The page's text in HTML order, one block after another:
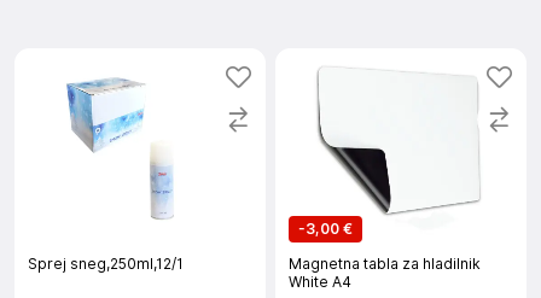
Sprej sneg,250ml,12/1
-3,00 €
Magnetna tabla za hladilnik
White A4